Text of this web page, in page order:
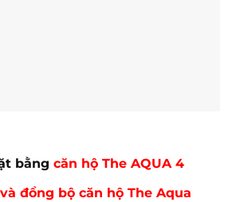
bằng căn hộ The AQUA 4
đồng bộ căn hộ The Aqua